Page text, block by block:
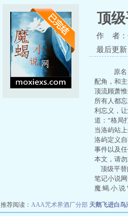
顶
作 者：
最后更新
原名
配角，和
顶流顾萧
所有人都
利忘义，
道：“格局
当洛屿站
洛屿定义
事件以及
本文，请
顶级平替
笔记小说网
魔.蝎.小.说
推荐阅读： AAA咒术界酒厂分部 天鹅飞进白鸟